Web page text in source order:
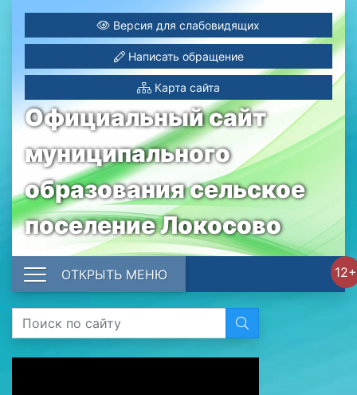
Официальный сайт
муниципального
образования сельское
поселение Локосово
Версия для слабовидящих
Написать обращение
Карта сайта
12+
ОТКРЫТЬ МЕНЮ